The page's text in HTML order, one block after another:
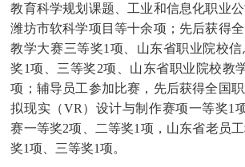
教育科学规划课题、工业和信息化职业公
潍坊市软科学项目等十余项；先后获得
教学大赛三等奖1 项、山东省职业院校
奖1项、三等奖2项、山东省职业院校教
项；辅导员工参加比赛，先后获得全国
拟现实（VR ）设计与制作赛项一等奖1
赛一等奖2项、二等奖1 项，山东省老员
奖1项、三等奖1项。